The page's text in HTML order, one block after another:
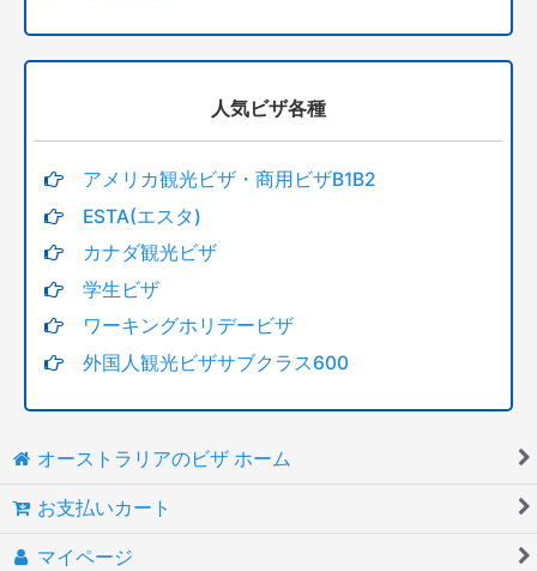
人気ビザ各種
アメリカ観光ビザ・商用ビザB1B2
ESTA(エスタ)
カナダ観光ビザ
学生ビザ
ワーキングホリデービザ
外国人観光ビザサブクラス600
オーストラリアのビザ ホーム
お支払いカート
マイページ